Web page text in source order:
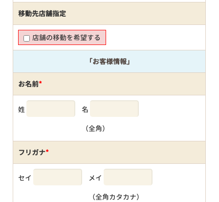
移動先店舗指定
店舗の移動を希望する
「お客様情報」
お名前*
姓 名
（全角）
フリガナ*
セイ メイ
（全角カタカナ）